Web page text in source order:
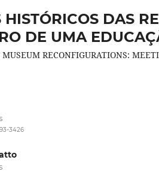
HISTÓRICOS DAS
DE UMA
MUSEUM RECONFIGURATIONS:
3426